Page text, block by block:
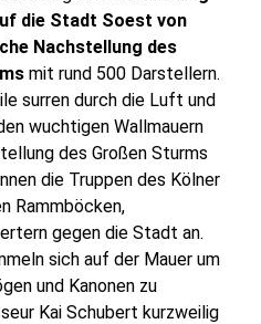
die Stadt Soest von
Nachstellung des
mit rund 500 Darstellern.
surren durch die Luft und
wuchtigen Wallmauern
des Großen Sturms
die Truppen des Kölner
Rammböcken,
gegen die Stadt an.
sich auf der Mauer um
und Kanonen zu
Kai Schubert kurzweilig